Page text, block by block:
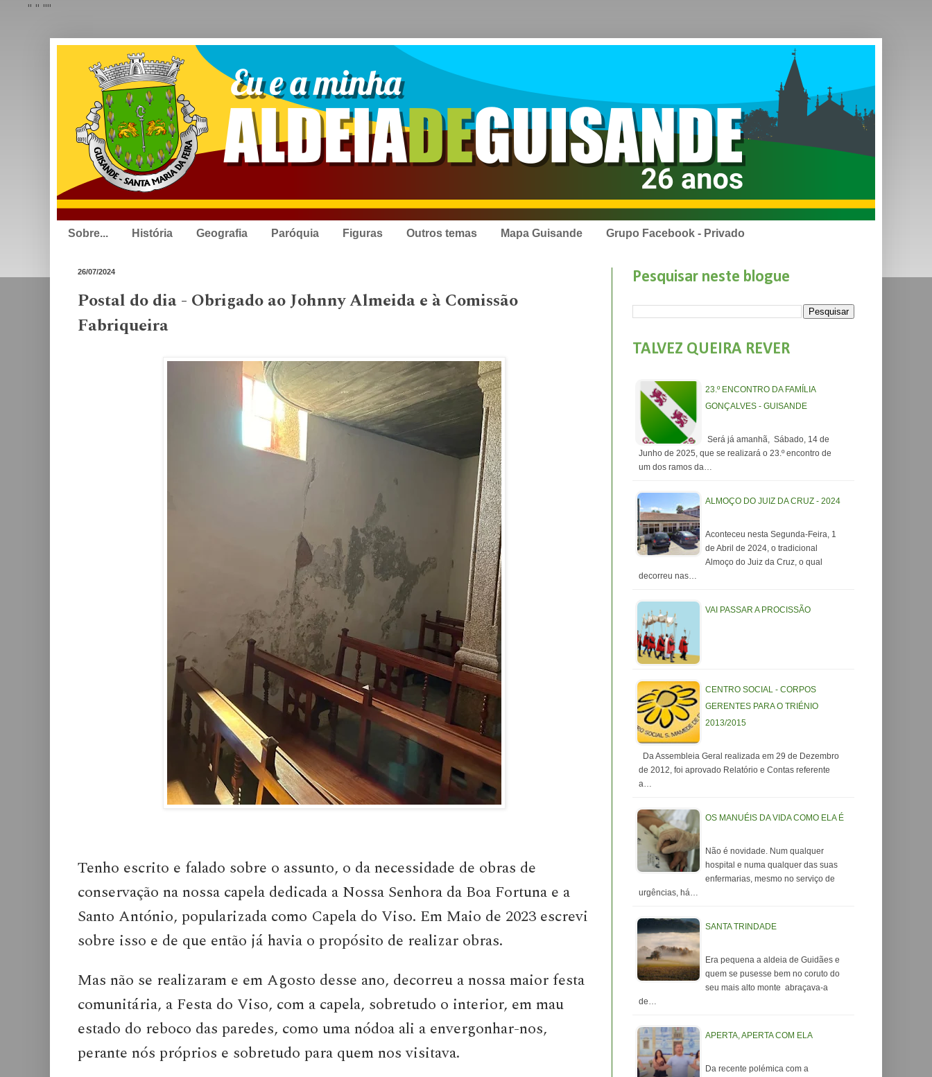
" " ""
Sobre... História Geografia Paróquia Figuras Outros temas Mapa Guisande Grupo Facebook - Privado
26/07/2024
Postal do dia - Obrigado ao Johnny Almeida e à Comissão
Fabriqueira
Tenho escrito e falado sobre o assunto, o da necessidade de obras de
conservação na nossa capela dedicada a Nossa Senhora da Boa Fortuna e a
Santo António, popularizada como Capela do Viso. Em Maio de 2023 escrevi
sobre isso e de que então já havia o propósito de realizar obras.
Mas não se realizaram e em Agosto desse ano, decorreu a nossa maior festa
comunitária, a Festa do Viso, com a capela, sobretudo o interior, em mau
estado do reboco das paredes, como uma nódoa ali a envergonhar-nos,
perante nós próprios e sobretudo para quem nos visitava.
Pesquisar neste blogue
TALVEZ QUEIRA REVER
23.º ENCONTRO DA FAMÍLIA
GONÇALVES - GUISANDE
Será já amanhã, Sábado, 14 de
Junho de 2025, que se realizará o 23.º encontro de
um dos ramos da…
ALMOÇO DO JUIZ DA CRUZ - 2024
Aconteceu nesta Segunda-Feira, 1
de Abril de 2024, o tradicional
Almoço do Juiz da Cruz, o qual
decorreu nas…
VAI PASSAR A PROCISSÃO
CENTRO SOCIAL - CORPOS
GERENTES PARA O TRIÉNIO
2013/2015
Da Assembleia Geral realizada em 29 de Dezembro
de 2012, foi aprovado Relatório e Contas referente
a…
OS MANUÉIS DA VIDA COMO ELA É
Não é novidade. Num qualquer
hospital e numa qualquer das suas
enfermarias, mesmo no serviço de
urgências, há…
SANTA TRINDADE
Era pequena a aldeia de Guidães e
quem se pusesse bem no coruto do
seu mais alto monte abraçava-a
de…
APERTA, APERTA COM ELA
Da recente polémica com a